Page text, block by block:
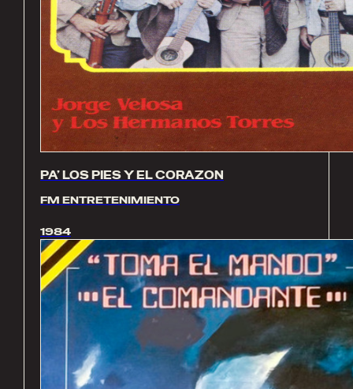
PA’ LOS PIES Y EL CORAZON
FM ENTRETENIMIENTO
1984